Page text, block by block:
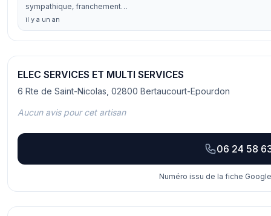
sympathique, franchement…
il y a un an
ELEC SERVICES ET MULTI SERVICES
6 Rte de Saint-Nicolas, 02800 Bertaucourt-Epourdon
Aucun avis pour cet artisan
06 24 58
Numéro issu de la fiche